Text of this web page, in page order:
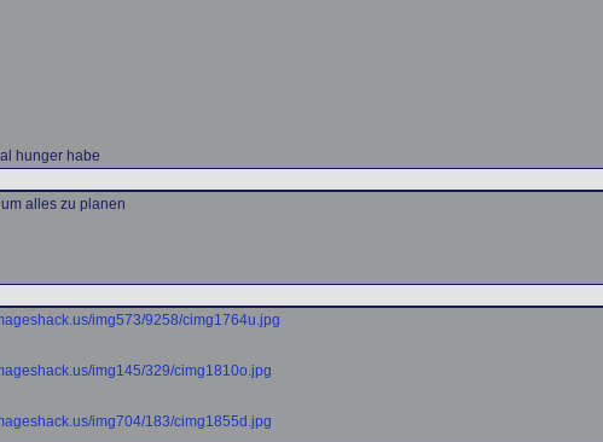
hunger habe
alles zu planen
img573/9258/cimg1764u.jpg
img145/329/cimg1810o.jpg
img704/183/cimg1855d.jpg